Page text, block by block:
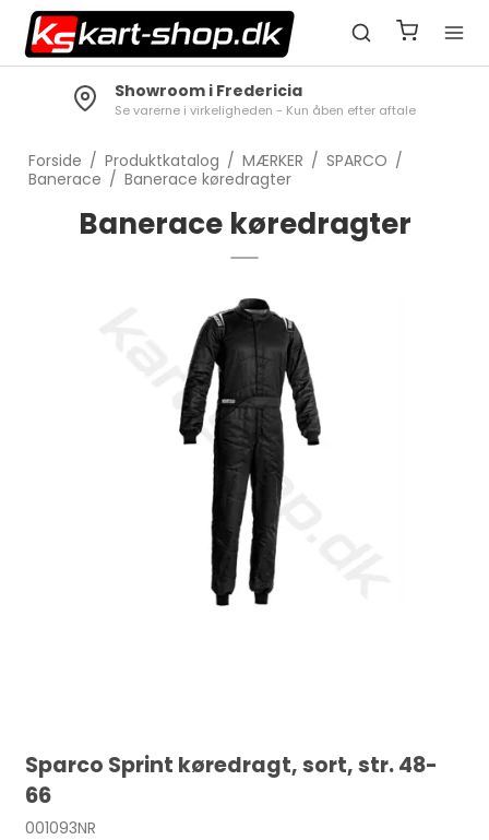
Showroom i Fredericia
Se varerne i virkeligheden - Kun åben efter aftale
Forside / Produktkatalog / MÆRKER / SPARCO /
Banerace / Banerace køredragter
Banerace køredragter
Sparco Sprint køredragt, sort, str. 48-
66
001093NR